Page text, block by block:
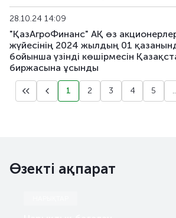
28.10.24 14:09
"ҚазАгроФинанс" АҚ өз
жүйесінің 2024 жылдың 01
бойынша үзінді көшірмесін
биржасына ұсынды
1 2 3 4 5
Өзекті ақпарат